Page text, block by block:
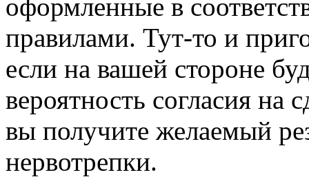
оформленные в
правилами. Тут-то и
если на вашей стороне
вероятность согласия на
вы получите желаемый
нервотрепки.